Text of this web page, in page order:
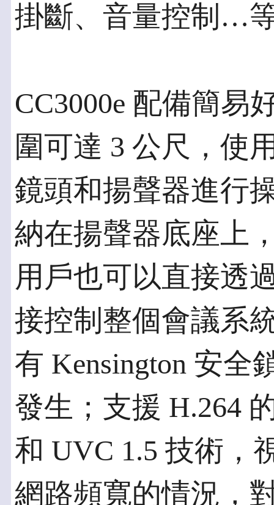
掛斷、音量控制…
CC3000e 配備簡易
圍可達 3 公尺，使
鏡頭和揚聲器進行
納在揚聲器底座上
用戶也可以直接透
接控制整個會議系
有 Kensington 安全
發生；支援 H.264
和 UVC 1.5 技術，
網路頻寬的情況，